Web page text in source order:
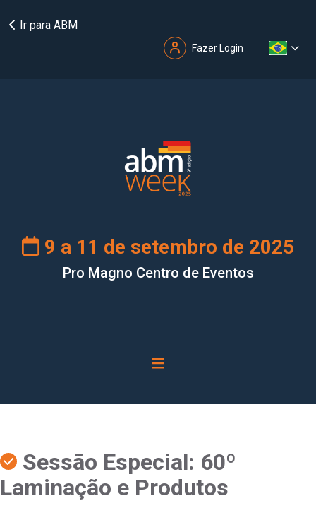
Ir para ABM
Fazer Login
9 a 11 de setembro de 2025
Pro Magno Centro de Eventos
Sessão Especial: 60º
Laminação e Produtos